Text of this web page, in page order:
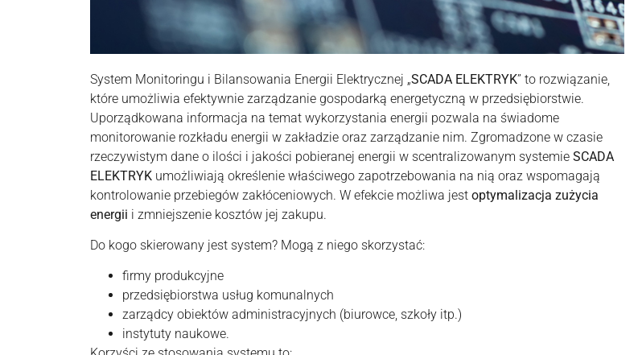
System Monitoringu i Bilansowania Energii Elektrycznej „SCADA ELEKTRYK” to rozwiązanie,
które umożliwia efektywnie zarządzanie gospodarką energetyczną w przedsiębiorstwie.
Uporządkowana informacja na temat wykorzystania energii pozwala na świadome
monitorowanie rozkładu energii w zakładzie oraz zarządzanie nim. Zgromadzone w czasie
rzeczywistym dane o ilości i jakości pobieranej energii w scentralizowanym systemie SCADA
ELEKTRYK umożliwiają określenie właściwego zapotrzebowania na nią oraz wspomagają
kontrolowanie przebiegów zakłóceniowych. W efekcie możliwa jest optymalizacja zużycia
energii i zmniejszenie kosztów jej zakupu.
Do kogo skierowany jest system? Mogą z niego skorzystać:
firmy produkcyjne
przedsiębiorstwa usług komunalnych
zarządcy obiektów administracyjnych (biurowce, szkoły itp.)
instytuty naukowe.